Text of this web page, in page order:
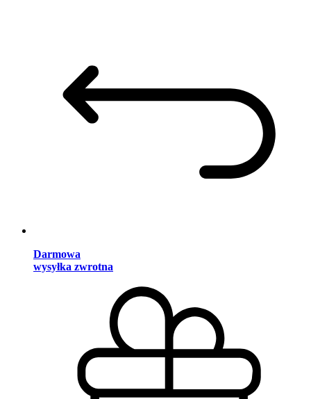
Darmowa
wysyłka zwrotna